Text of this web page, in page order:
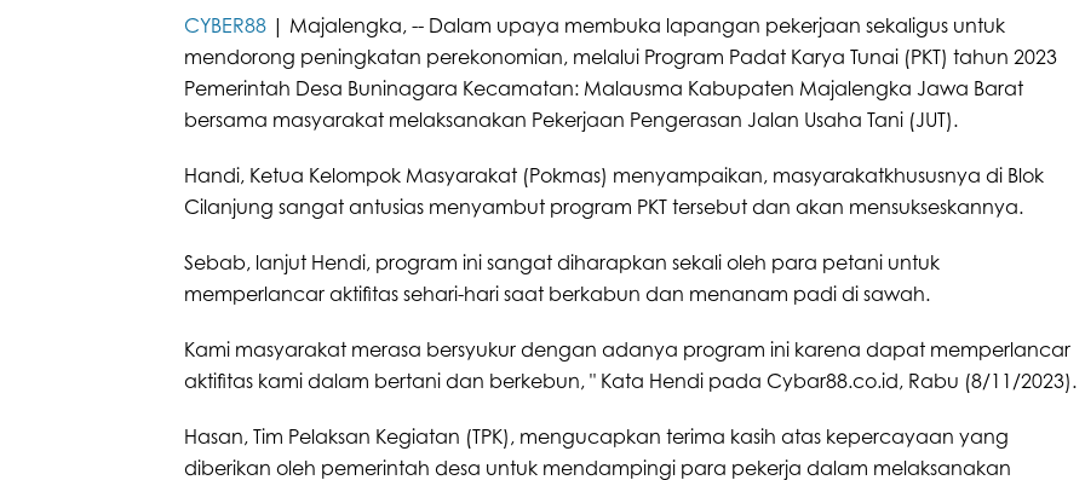
CYBER88 | Majalengka, -- Dalam upaya membuka lapangan pekerjaan sekaligus untuk
mendorong peningkatan perekonomian, melalui Program Padat Karya Tunai (PKT) tahun 2023
Pemerintah Desa Buninagara Kecamatan: Malausma Kabupaten Majalengka Jawa Barat
bersama masyarakat melaksanakan Pekerjaan Pengerasan Jalan Usaha Tani (JUT).
Handi, Ketua Kelompok Masyarakat (Pokmas) menyampaikan, masyarakatkhususnya di Blok
Cilanjung sangat antusias menyambut program PKT tersebut dan akan mensukseskannya.
Sebab, lanjut Hendi, program ini sangat diharapkan sekali oleh para petani untuk
memperlancar aktifitas sehari-hari saat berkabun dan menanam padi di sawah.
Kami masyarakat merasa bersyukur dengan adanya program ini karena dapat memperlancar
aktifitas kami dalam bertani dan berkebun, " Kata Hendi pada Cybar88.co.id, Rabu (8/11/2023).
Hasan, Tim Pelaksan Kegiatan (TPK), mengucapkan terima kasih atas kepercayaan yang
diberikan oleh pemerintah desa untuk mendampingi para pekerja dalam melaksanakan